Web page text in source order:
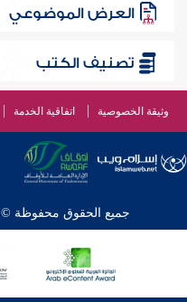
العرض الموضوعي
تصنيف الكتب
وثيقة الخصوصية اتفاقية الخدمة
جميع الحقوق محفوظة © 2026 - 1998 لشبكة إسلام ويب